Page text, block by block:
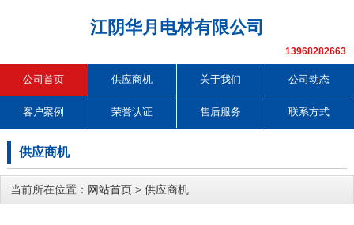
江阴华月电材有限公司
13968282663
公司首页 供应商机 关于我们 公司动态
客户案例 荣誉认证 售后服务 联系方式
供应商机
当前所在位置： 网站首页 > 供应商机